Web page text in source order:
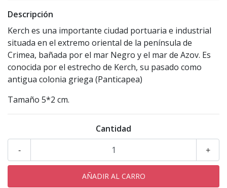
Descripción
Kerch es una importante ciudad portuaria e industrial
situada en el extremo oriental de la península de
Crimea, bañada por el mar Negro y el mar de Azov. Es
conocida por el estrecho de Kerch, su pasado como
antigua colonia griega (Panticapea)
Tamaño 5*2 cm.
Cantidad
+
-